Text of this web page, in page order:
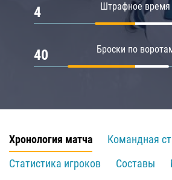
Штрафное время
4
Броски по
40
Хронология матча
Командная
Статистика игроков
Составы